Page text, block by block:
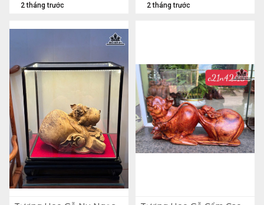
2 tháng trước 2 tháng trước